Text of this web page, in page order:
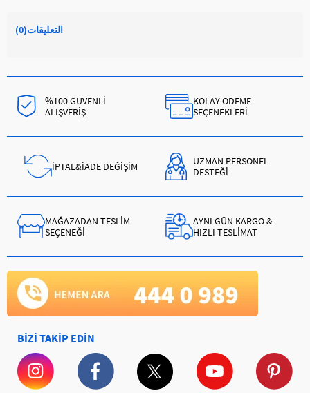
التعليقات(0)
%100 GÜVENLİ
ALIŞVERİŞ
KOLAY ÖDEME
SEÇENEKLERİ
İPTAL&İADE DEĞİŞİM
UZMAN PERSONEL
DESTEĞİ
MAĞAZADAN TESLİM
SEÇENEĞİ
AYNI GÜN KARGO &
HIZLI TESLİMAT
BİZİ TAKİP EDİN